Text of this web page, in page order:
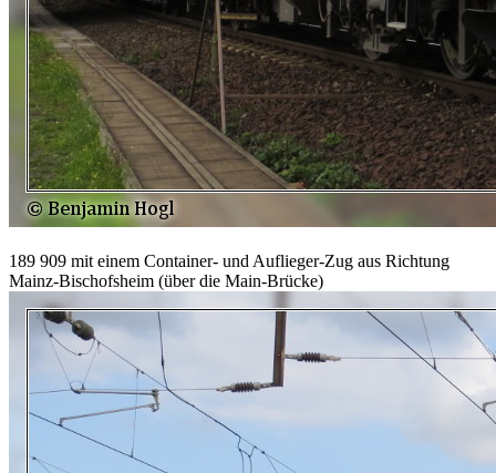
189 909 mit einem Container- und Auflieger-Zug aus Richtung
Mainz-Bischofsheim (über die Main-Brücke)